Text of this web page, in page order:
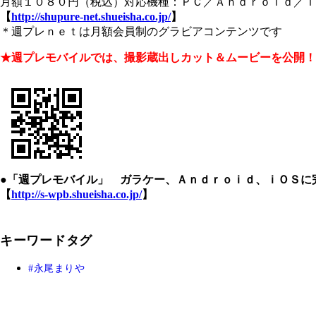
【http://shupure-net.shueisha.co.jp/】
＊週プレｎｅｔは月額会員制のグラビアコンテンツです
★週プレモバイルでは、撮影蔵出しカット＆ムービーを公開！
●「週プレモバイル」 ガラケー、Ａｎｄｒｏｉｄ、ｉＯＳに
【http://s-wpb.shueisha.co.jp/】
キーワードタグ
永尾まりや